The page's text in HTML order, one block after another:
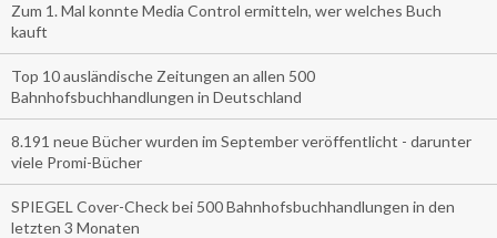
Zum 1. Mal konnte Media Control ermitteln, wer welches Buch
kauft
Top 10 ausländische Zeitungen an allen 500
Bahnhofsbuchhandlungen in Deutschland
8.191 neue Bücher wurden im September veröffentlicht - darunter
viele Promi-Bücher
SPIEGEL Cover-Check bei 500 Bahnhofsbuchhandlungen in den
letzten 3 Monaten